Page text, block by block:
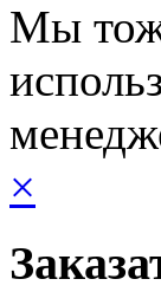
Мы
×